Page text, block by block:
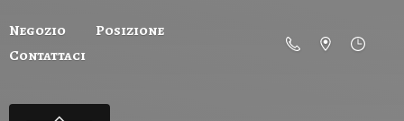
Negozio
Posizione
Contattaci